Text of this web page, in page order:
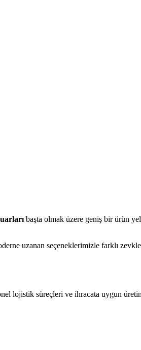
başta olmak üzere geniş bir ürün
uzanan seçeneklerimizle farklı
lojistik süreçleri ve ihracata uygun